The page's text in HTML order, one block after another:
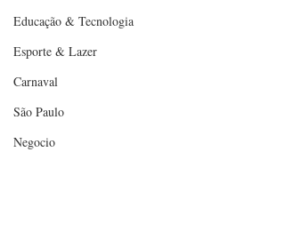
Educação & Tecnologia
Esporte & Lazer
Carnaval
São Paulo
Negocio